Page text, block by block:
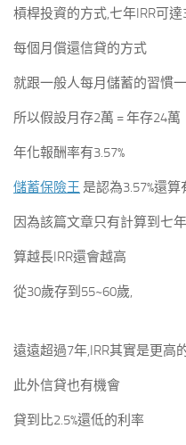
槓桿投資的方式,七年IRR可達
每個月償還信貸的方式
就跟一般人每月儲蓄的習慣
所以假設月存2萬 = 年存24萬
年化報酬率有3.57%
儲蓄保險王 是認為3.57%還
因為該篇文章只有計算到七
算越長IRR還會越高
從30歲存到55~60歲,
遠遠超過7年,IRR其實是更高
此外信貸也有機會
貸到比2.5%還低的利率